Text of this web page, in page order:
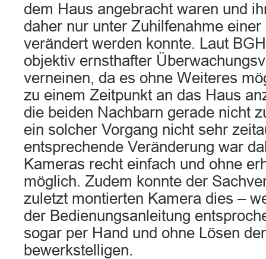
dem Haus angebracht waren und
daher nur unter Zuhilfenahme
verändert werden konnte. Laut
objektiv ernsthafter
verneinen, da es ohne Weiteres
zu einem Zeitpunkt an das Haus
die beiden Nachbarn gerade nicht
ein solcher Vorgang nicht sehr
entsprechende Veränderung war
Kameras recht einfach und ohne
möglich. Zudem konnte der
zuletzt montierten Kamera dies –
der Bedienungsanleitung
sogar per Hand und ohne Lösen
bewerkstelligen.